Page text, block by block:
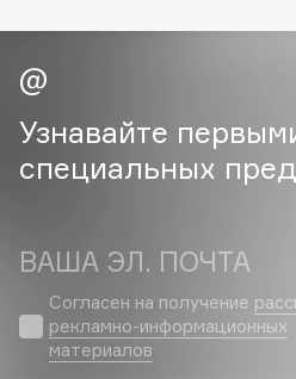
Cadence
Capelli Dorati
Carbon Theory
Catrice
Celimax
Cettua
Chupa Chups
Узнавайте
специальных
ВАША ЭЛ. ПОЧТА
Согласен на получение
рекламно-информационных
материалов